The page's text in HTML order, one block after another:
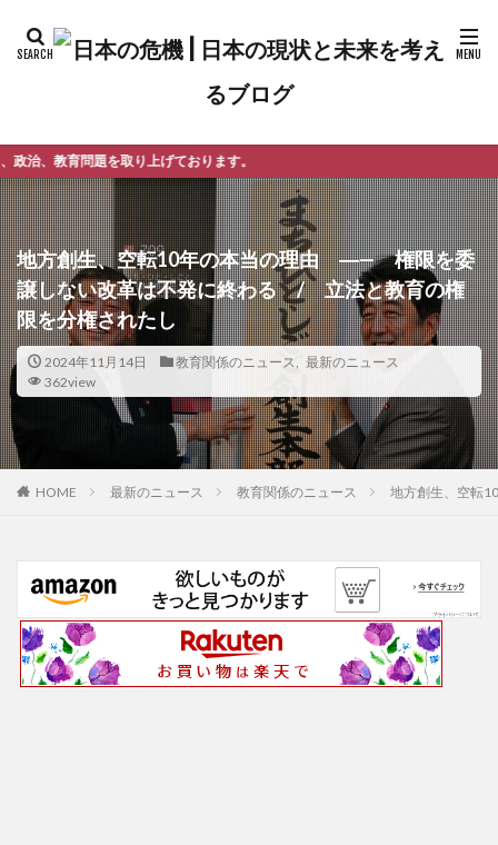
げております。
地方創生、空転10年の本当の理由 ―— 権限を委
譲しない改革は不発に終わる / 立法と教育の権
限を分権されたし
2024年11月14日 教育関係のニュース
最新のニュース
362view
HOME 最新のニュース 教育関係のニュース 地方創生、空転